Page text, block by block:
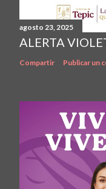
agosto 23, 2025
ALERTA
Compartir Publicar un